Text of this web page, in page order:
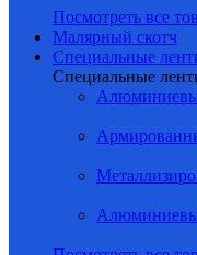
Посмотреть все
Малярный скотч
Специальные
Специальные